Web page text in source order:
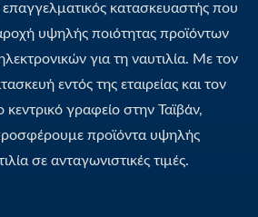
επαγγελματικός κατασκευαστής που
υψηλής ποιότητας προϊόντων
για τη ναυτιλία. Με τον
εντός της εταιρείας και τον
κεντρικό γραφείο στην Ταϊβάν,
προϊόντα υψηλής
σε ανταγωνιστικές τιμές.